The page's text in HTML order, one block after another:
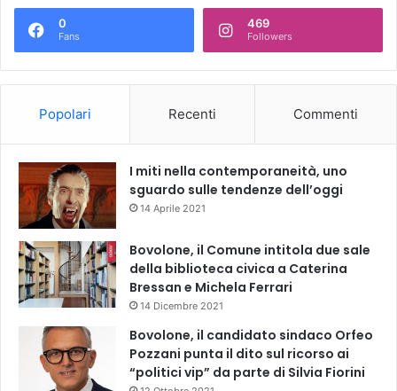
0
Fans
469
Followers
Popolari Recenti Commenti
I miti nella contemporaneità, uno
sguardo sulle tendenze dell’oggi
14 Aprile 2021
Bovolone, il Comune intitola due sale
della biblioteca civica a Caterina
Bressan e Michela Ferrari
14 Dicembre 2021
Bovolone, il candidato sindaco Orfeo
Pozzani punta il dito sul ricorso ai
“politici vip” da parte di Silvia Fiorini